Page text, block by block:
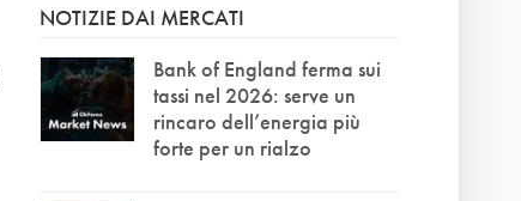
NOTIZIE DAI MERCATI
Bank of England ferma sui
tassi nel 2026: serve un
rincaro dell’energia più
forte per un rialzo